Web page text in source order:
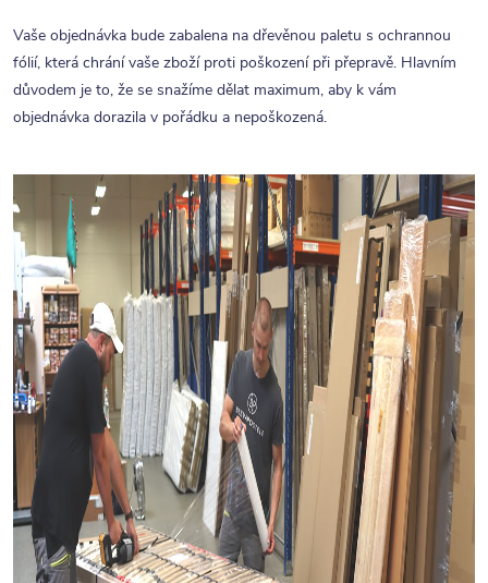
Vaše objednávka bude zabalena na dřevěnou paletu s ochrannou
fólií, která chrání vaše zboží proti poškození při přepravě. Hlavním
důvodem je to, že se snažíme dělat maximum, aby k vám
objednávka dorazila v pořádku a nepoškozená.